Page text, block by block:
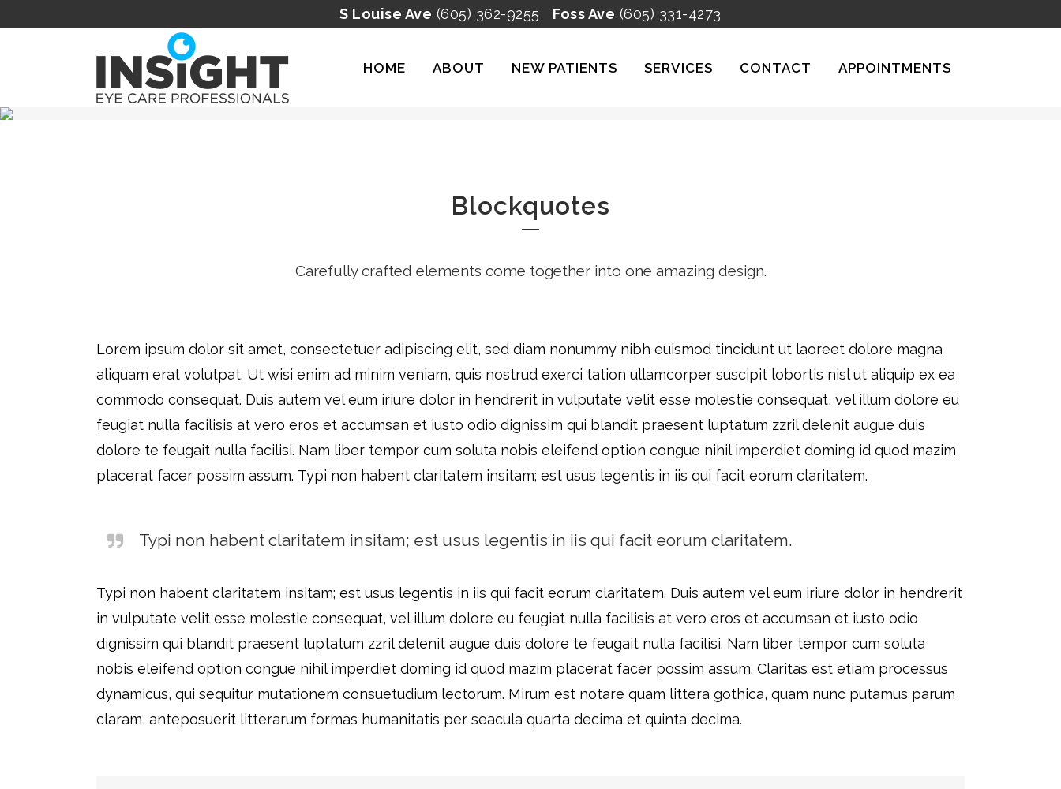
S Louise Ave (605) 362-9255 Foss Ave (605) 331-4273
HOME ABOUT NEW PATIENTS SERVICES CONTACT APPOINTMENTS
Blockquotes
Carefully crafted elements come together into one amazing design.
Lorem ipsum dolor sit amet, consectetuer adipiscing elit, sed diam nonummy nibh euismod tincidunt ut laoreet dolore magna
aliquam erat volutpat. Ut wisi enim ad minim veniam, quis nostrud exerci tation ullamcorper suscipit lobortis nisl ut aliquip ex ea
commodo consequat. Duis autem vel eum iriure dolor in hendrerit in vulputate velit esse molestie consequat, vel illum dolore eu
feugiat nulla facilisis at vero eros et accumsan et iusto odio dignissim qui blandit praesent luptatum zzril delenit augue duis
dolore te feugait nulla facilisi. Nam liber tempor cum soluta nobis eleifend option congue nihil imperdiet doming id quod mazim
placerat facer possim assum. Typi non habent claritatem insitam; est usus legentis in iis qui facit eorum claritatem.
Typi non habent claritatem insitam; est usus legentis in iis qui facit eorum claritatem.
Typi non habent claritatem insitam; est usus legentis in iis qui facit eorum claritatem. Duis autem vel eum iriure dolor in hendrerit
in vulputate velit esse molestie consequat, vel illum dolore eu feugiat nulla facilisis at vero eros et accumsan et iusto odio
dignissim qui blandit praesent luptatum zzril delenit augue duis dolore te feugait nulla facilisi. Nam liber tempor cum soluta
nobis eleifend option congue nihil imperdiet doming id quod mazim placerat facer possim assum. Claritas est etiam processus
dynamicus, qui sequitur mutationem consuetudium lectorum. Mirum est notare quam littera gothica, quam nunc putamus parum
claram, anteposuerit litterarum formas humanitatis per seacula quarta decima et quinta decima.